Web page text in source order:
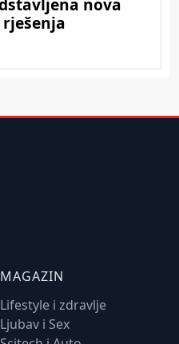
MAGAZIN
Lifestyle i zdravlje
Ljubav i Sex